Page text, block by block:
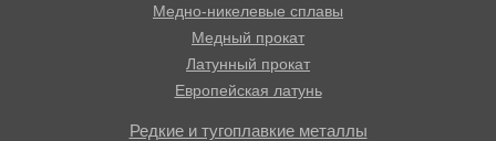
Медно-никелевые сплавы
Медный прокат
Латунный прокат
Европейская латунь
Редкие и тугоплавкие металлы